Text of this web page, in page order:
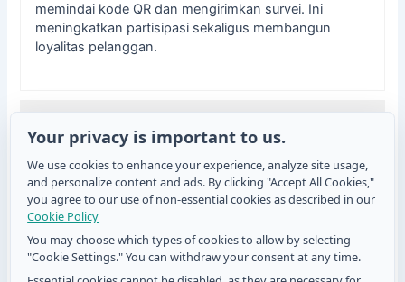
memindai kode QR dan mengirimkan survei. Ini
meningkatkan partisipasi sekaligus membangun
loyalitas pelanggan.
QR untuk formulir?
Keterbatasannya minimal. Pelanggan memerlukan
smartphone dengan kamera atau pemindai QR serta
akses internet untuk membuka formulir. Selama hal‑hal
dasar ini tersedia, kode QR menjadi cara fleksibel dan
efektif untuk mengumpulkan umpan balik.
Your privacy is important to us.
We use cookies to enhance your experience, analyze site usage,
and personalize content and ads. By clicking "Accept All Cookies,"
you agree to our use of non-essential cookies as described in our
Cookie Policy
You may choose which types of cookies to allow by selecting
"Cookie Settings." You can withdraw your consent at any time.